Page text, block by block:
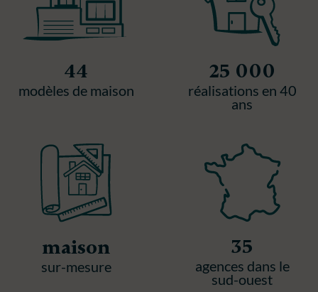
44
modèles de maison
25 000
réalisations en 40
ans
maison
sur-mesure
35
agences dans le
sud-ouest